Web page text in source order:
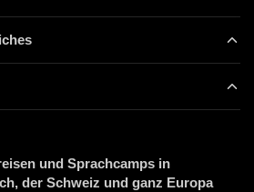
und Sprachcamps in
der Schweiz und ganz Europa